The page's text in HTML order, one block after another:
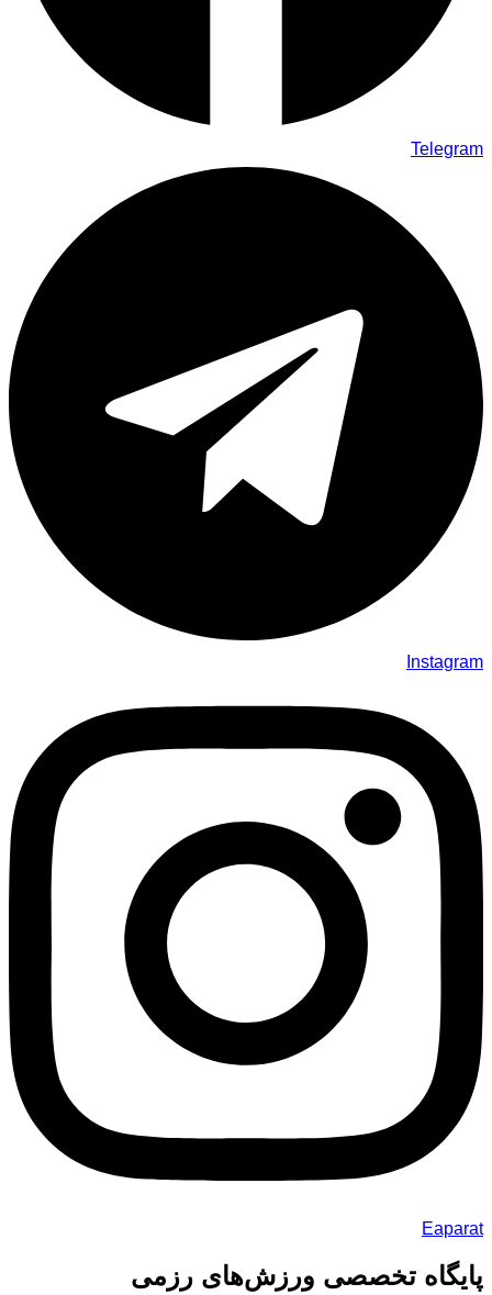
Telegram
Instagram
Eaparat
پایگاه تخصصی ورزش‌های رزمی